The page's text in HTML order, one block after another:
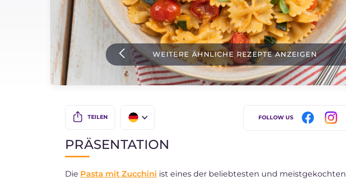
Instagram
YouTube WEITERE ÄHNLICHE REZEPTE ANZEIGEN
TEILEN
ES
FOLLOW US
PRÄSENTATION
Die Pasta mit Zucchini ist eines der beliebtesten und meistgekochten